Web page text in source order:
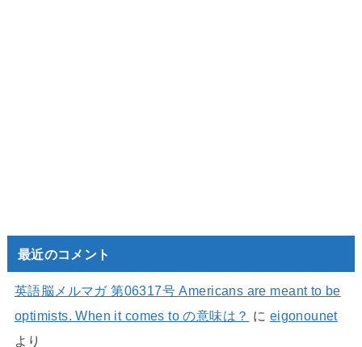
最近のコメント
英語脳メルマガ 第06317号 Americans are meant to be
optimists. When it comes to の意味は？ に eigonounet
より